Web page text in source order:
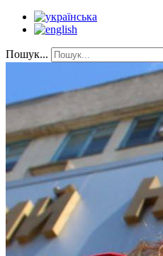
Пошук...